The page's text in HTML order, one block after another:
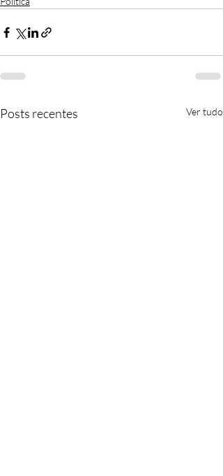
Posts recentes Ver tudo